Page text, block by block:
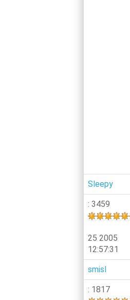
Sleepy
: 3459
25 2005
12:57:31
smisl
: 1817